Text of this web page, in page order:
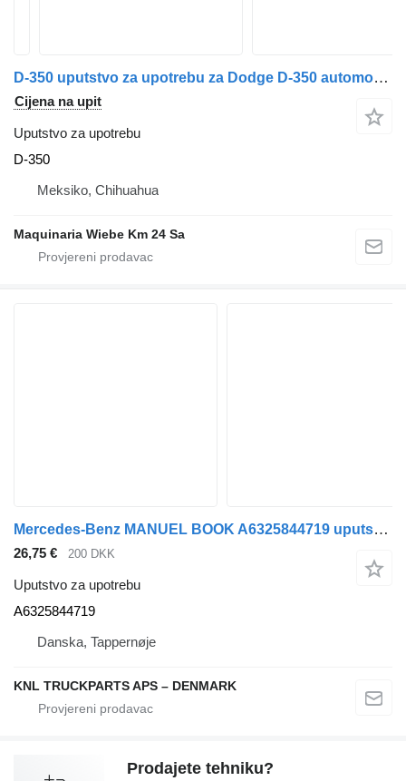
D-350 uputstvo za upotrebu za Dodge D-350 automobila
Cijena na upit
Uputstvo za upotrebu
D-350
Meksiko, Chihuahua
Maquinaria Wiebe Km 24 Sa
Mercedes-Benz MANUEL BOOK A6325844719 uputstvo za upotrebu za kamiona
26,75 € 200 DKK
Uputstvo za upotrebu
A6325844719
Danska, Tappernøje
KNL TRUCKPARTS APS – DENMARK
Prodajete tehniku?